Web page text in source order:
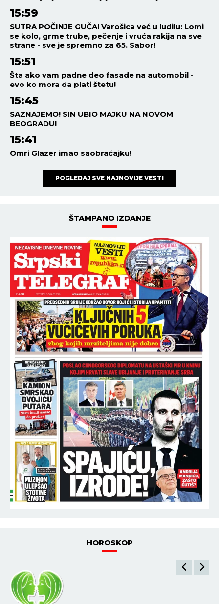
15:59
SUTRA POČINJE GUČA! Varošica već u ludilu: Lomi
se kolo, grme trube, pečenje i vruća rakija na sve
strane - sve je spremno za 65. Sabor!
15:51
Šta ako vam padne deo fasade na automobil -
evo ko mora da plati štetu!
15:45
SAZNAJEMO! SIN UBIO MAJKU NA NOVOM
BEOGRADU!
15:41
Omri Glazer imao saobraćajku!
POGLEDAJ SVE NAJNOVIJE VESTI
ŠTAMPANO IZDANJE
HOROSKOP